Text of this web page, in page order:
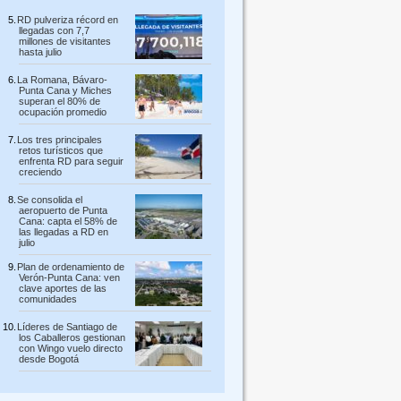
RD pulveriza récord en
llegadas con 7,7
millones de visitantes
hasta julio
La Romana, Bávaro-
Punta Cana y Miches
superan el 80% de
ocupación promedio
Los tres principales
retos turísticos que
enfrenta RD para seguir
creciendo
Se consolida el
aeropuerto de Punta
Cana: capta el 58% de
las llegadas a RD en
julio
Plan de ordenamiento de
Verón-Punta Cana: ven
clave aportes de las
comunidades
Líderes de Santiago de
los Caballeros gestionan
con Wingo vuelo directo
desde Bogotá